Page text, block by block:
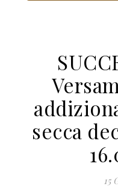
secca
15